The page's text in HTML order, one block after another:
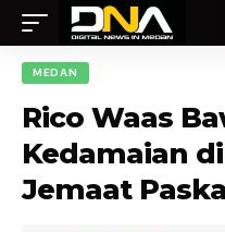
MEDAN
Rico Waas
Kedamaian
Jemaat